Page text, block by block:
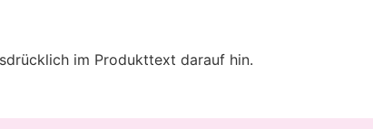
im Produkttext darauf hin.